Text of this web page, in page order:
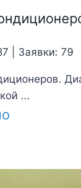
| Заявки: 79
...